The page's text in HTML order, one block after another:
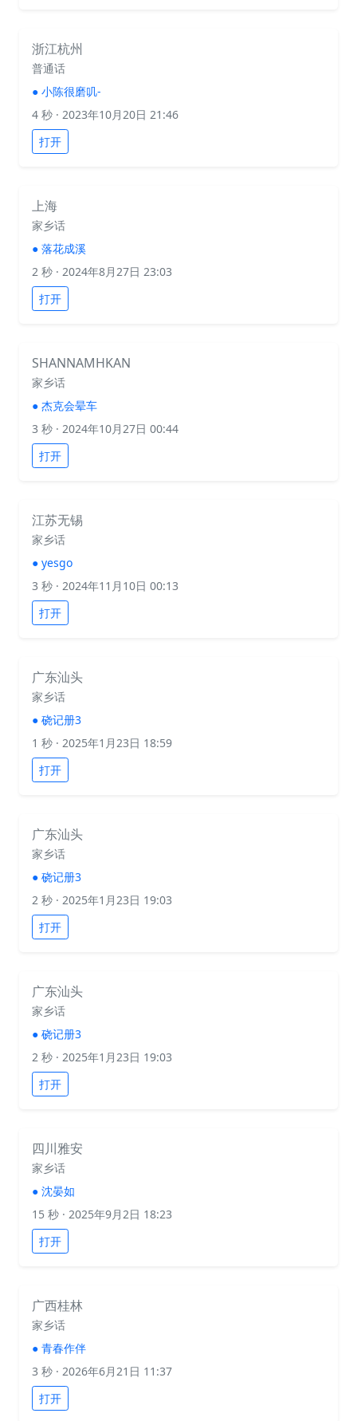
浙江杭州
普通话
● 小陈很磨叽-
4 秒 · 2023年10月20日 21:46
打开
上海
家乡话
● 落花成溪
2 秒 · 2024年8月27日 23:03
打开
SHANNAMHKAN
家乡话
● 杰克会晕车
3 秒 · 2024年10月27日 00:44
打开
江苏无锡
家乡话
● yesgo
3 秒 · 2024年11月10日 00:13
打开
广东汕头
家乡话
● 硗记册3
1 秒 · 2025年1月23日 18:59
打开
广东汕头
家乡话
● 硗记册3
2 秒 · 2025年1月23日 19:03
打开
广东汕头
家乡话
● 硗记册3
2 秒 · 2025年1月23日 19:03
打开
四川雅安
家乡话
● 沈晏如
15 秒 · 2025年9月2日 18:23
打开
广西桂林
家乡话
● 青春作伴
3 秒 · 2026年6月21日 11:37
打开